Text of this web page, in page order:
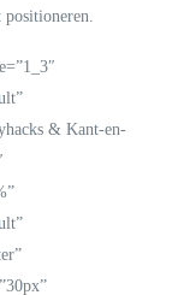
positioneren.
& Kant-en-